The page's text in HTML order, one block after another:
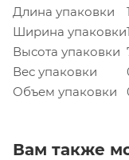
Длина упаковки
Ширина упаковки
Высота упаковки
Вес упаковки
Объем упаковки
Вам также